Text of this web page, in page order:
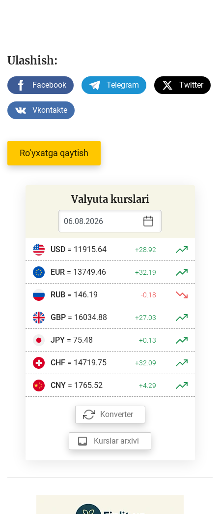
Ulashish:
Facebook Telegram Twitter
Vkontakte
Ro‘yxatga qaytish
Valyuta kurslari
USD= 11915.64 +28.92
EUR= 13749.46 +32.19
RUB= 146.19 -0.18
GBP= 16034.88 +27.03
JPY= 75.48 +0.13
CHF= 14719.75 +32.09
CNY= 1765.52 +4.29
Konverter
Kurslar arxivi